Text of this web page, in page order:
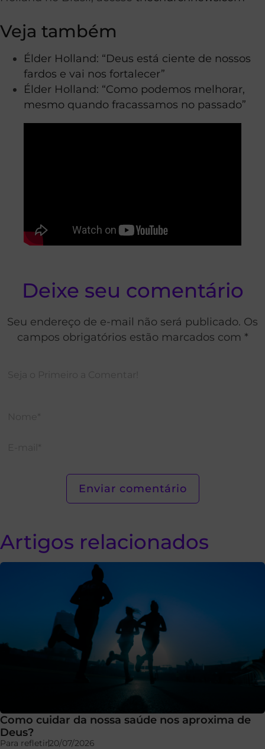
Veja também
Élder Holland: “Deus está ciente de nossos
fardos e vai nos fortalecer”
Élder Holland: “Como podemos melhorar,
mesmo quando fracassamos no passado”
Deixe seu comentário
Seu endereço de e-mail não será publicado. Os
campos obrigatórios estão marcados com *
Artigos relacionados
Como cuidar da nossa saúde nos aproxima de
Deus?
Para refletir20/07/2026